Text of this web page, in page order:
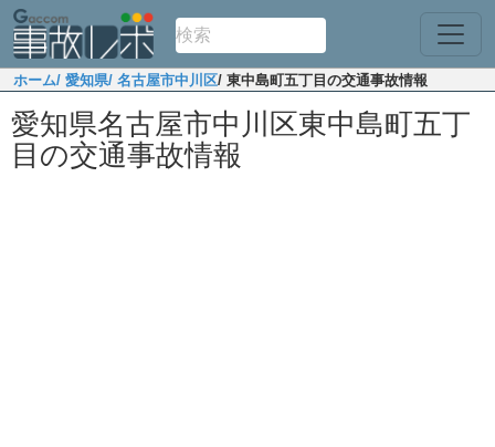
ホーム/ 愛知県/ 名古屋市中川区/ 東中島町五丁目の交通事故情報
愛知県名古屋市中川区東中島町五丁
目の交通事故情報